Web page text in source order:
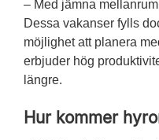
– Med jämna
Dessa vakanser fylls
möjlighet att planera
erbjuder hög
längre.
Hur kommer